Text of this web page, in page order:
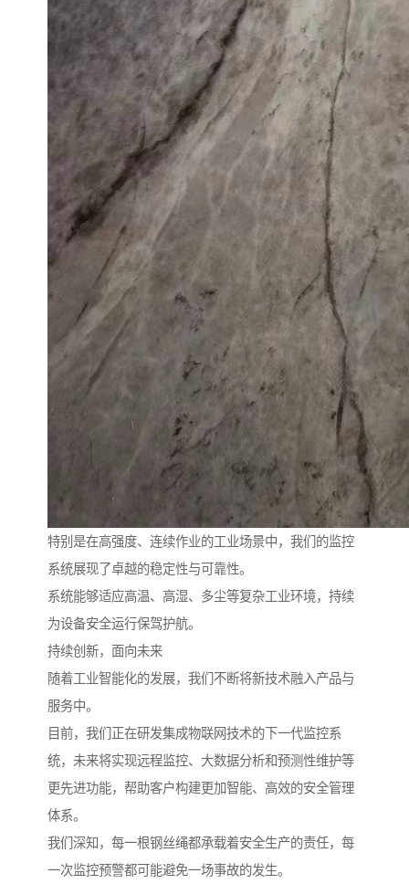
特别是在高强度、连续作业的工业场景中，我们的监控
系统展现了卓越的稳定性与可靠性。
系统能够适应高温、高湿、多尘等复杂工业环境，持续
为设备安全运行保驾护航。
持续创新，面向未来
随着工业智能化的发展，我们不断将新技术融入产品与
服务中。
目前，我们正在研发集成物联网技术的下一代监控系
统，未来将实现远程监控、大数据分析和预测性维护等
更先进功能，帮助客户构建更加智能、高效的安全管理
体系。
我们深知，每一根钢丝绳都承载着安全生产的责任，每
一次监控预警都可能避免一场事故的发生。